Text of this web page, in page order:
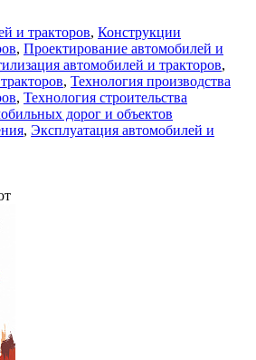
и тракторов, Конструкции
, Проектирование автомобилей и
автомобилей и тракторов,
, Технология производства
, Технология строительства
дорог и объектов
, Эксплуатация автомобилей и